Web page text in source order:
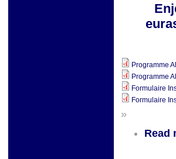
Programme
Programme
Formulaire
Formulaire
»
Read